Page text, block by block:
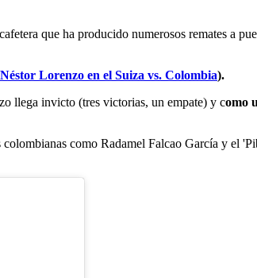
que ha producido numerosos remates a
Lorenzo en el Suiza vs. Colombia).
llega invicto (tres victorias, un empate) y como
como Radamel Falcao García y el